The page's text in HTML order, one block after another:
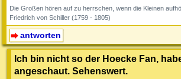
Die Großen hören auf zu herrschen, wenn die Kleinen
Friedrich von Schiller (1759 - 1805)
antworten
Ich bin nicht so der Hoecke Fan,
angeschaut. Sehenswert.